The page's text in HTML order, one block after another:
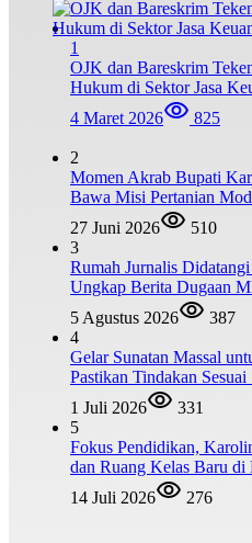
1
OJK dan Bareskrim
Hukum di Sektor Jasa
4 Maret 2026
825
2
Momen Akrab Bupati
Bawa Misi Pertanian
27 Juni 2026
510
3
Rumah Jurnalis
Ungkap Berita Dugaan
5 Agustus 2026
387
4
Gelar Sunatan Massal
Pastikan Tindakan
1 Juli 2026
331
5
Fokus Pendidikan,
dan Ruang Kelas Baru di
14 Juli 2026
276